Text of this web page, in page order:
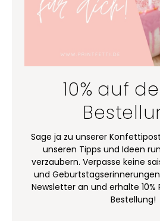
10% auf
Sage ja zu unserer
unseren Tipps und Ideen
verzaubern. Verpasse keine
und
Newsletter an und erhalte 10%
Bestellung!